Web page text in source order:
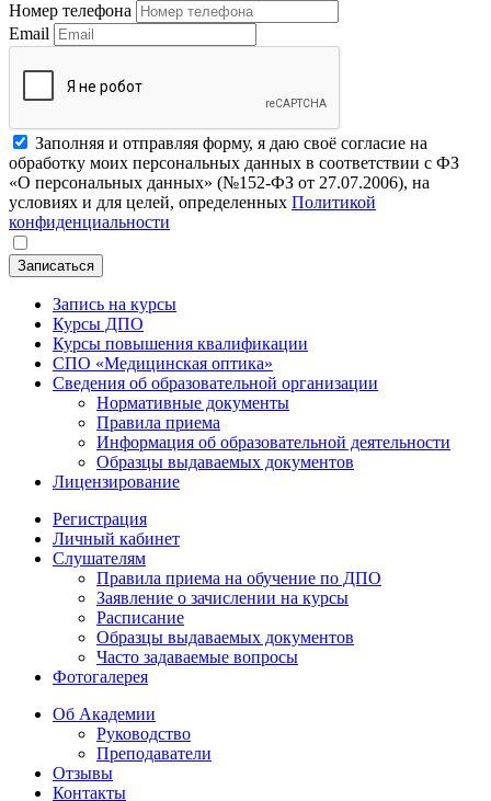
Номер телефона
Email
Заполняя и отправляя форму, я даю своё согласие на
обработку моих персональных данных в соответствии с ФЗ
«О персональных данных» (№152-ФЗ от 27.07.2006), на
условиях и для целей, определенных Политикой
конфиденциальности
Записаться
Запись на курсы
Курсы ДПО
Курсы повышения квалификации
СПО «Медицинская оптика»
Сведения об образовательной организации
Нормативные документы
Правила приема
Информация об образовательной деятельности
Образцы выдаваемых документов
Лицензирование
Регистрация
Личный кабинет
Слушателям
Правила приема на обучение по ДПО
Заявление о зачислении на курсы
Расписание
Образцы выдаваемых документов
Часто задаваемые вопросы
Фотогалерея
Об Академии
Руководство
Преподаватели
Отзывы
Контакты